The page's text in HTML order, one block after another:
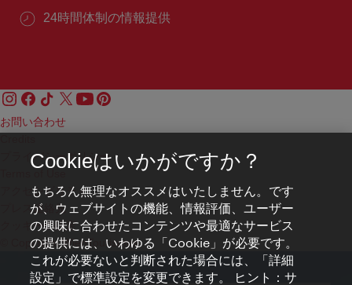
24時間体制の情報提供
お問い合わせ
プライバシーポリシー
アクセシビリティ
プレス連絡先
クッキーの設定
© Copyright WienTourismus
Cookieはいかがですか？
もちろん無理なオススメはいたしません。です
が、ウェブサイトの機能、情報評価、ユーザー
の興味に合わせたコンテンツや最適なサービス
の提供には、いわゆる「Cookie」が必要です。
これが必要ないと判断された場合には、「詳細
設定」で標準設定を変更できます。 ヒント：サ